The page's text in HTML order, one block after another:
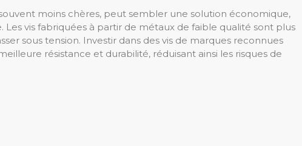
moins chères, peut sembler une solution économique,
vis fabriquées à partir de métaux de faible qualité sont plus
sous tension. Investir dans des vis de marques reconnues
résistance et durabilité, réduisant ainsi les risques de